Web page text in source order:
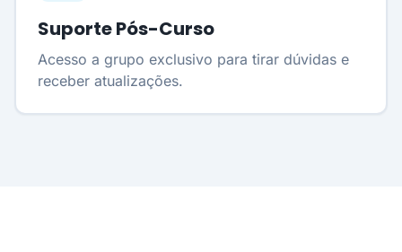
Suporte Pós-Curso
Acesso a grupo exclusivo para tirar dúvidas e
receber atualizações.